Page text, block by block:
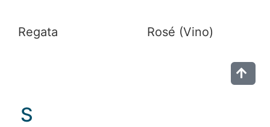
Regata Rosé (Vino)
S